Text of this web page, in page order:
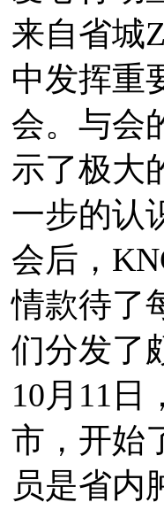
来自省城
中发挥重
会。与会
示了极大
一步的认
会后，
情款待了
们分发了
10月11日
市，开始
员是省内